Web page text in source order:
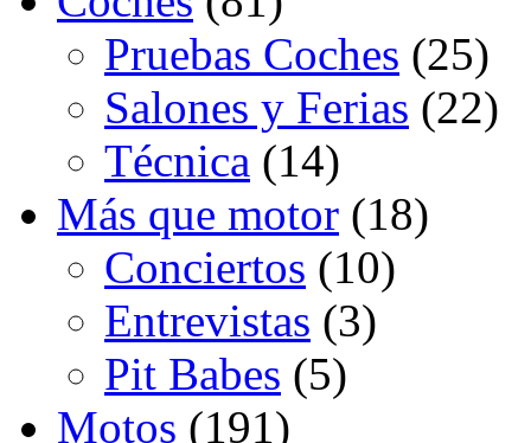
Pruebas Coches (25)
Salones y Ferias (22)
Técnica (14)
Más que motor (18)
Conciertos (10)
Entrevistas (3)
Pit Babes (5)
Motos (191)